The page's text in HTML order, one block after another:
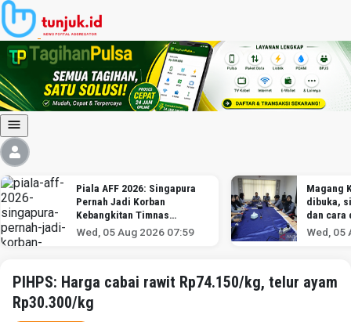
Piala AFF 2026: Singapura
Pernah Jadi Korban
Kebangkitan Timnas
Indonesia
Wed, 05 Aug 2026 07:59
Magang
dibuka,
dan cara
Wed, 05
PIHPS: Harga cabai rawit Rp74.150/kg, telur ayam
Rp30.300/kg